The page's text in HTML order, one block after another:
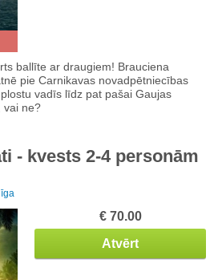
ballīte ar draugiem! Brauciena
pie Carnikavas novadpētniecības
vadīs līdz pat pašai Gaujas
vai ne?
- kvests 2-4 personām
€ 70.00
Atvērt